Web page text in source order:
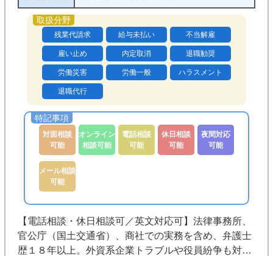
残業代請求 給与未払い 不当解雇
雇い止め 内定取消 退職勧奨
労働災害 労働一般 ハラスメント
退職代行
対面相談
可能
オンライン
相談可能
電話相談
可能
休日相談
可能
夜間対応
可能
メール相談
可能
【電話相談・休日相談可／英文対応可】法律事務所、
官公庁（国土交通省）、商社での実務を含め、弁護士
歴１８年以上。外資系企業トラブルや役員紛争も対応